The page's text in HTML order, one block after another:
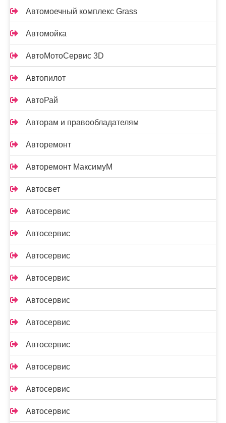
Автомоечный комплекс Grass
Автомойка
АвтоМотоСервис 3D
Автопилот
АвтоРай
Авторам и правообладателям
Авторемонт
Авторемонт МаксимуМ
Автосвет
Автосервис
Автосервис
Автосервис
Автосервис
Автосервис
Автосервис
Автосервис
Автосервис
Автосервис
Автосервис